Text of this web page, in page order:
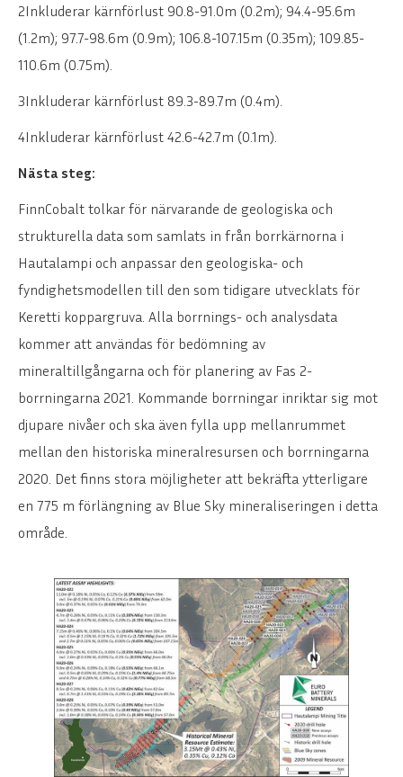
2Inkluderar kärnförlust 90.8-91.0m (0.2m); 94.4-95.6m
(1.2m); 97.7-98.6m (0.9m); 106.8-107.15m (0.35m); 109.85-
110.6m (0.75m).
3Inkluderar kärnförlust 89.3-89.7m (0.4m).
4Inkluderar kärnförlust 42.6-42.7m (0.1m).
Nästa steg:
FinnCobalt tolkar för närvarande de geologiska och
strukturella data som samlats in från borrkärnorna i
Hautalampi och anpassar den geologiska- och
fyndighetsmodellen till den som tidigare utvecklats för
Keretti koppargruva. Alla borrnings- och analysdata
kommer att användas för bedömning av
mineraltillgångarna och för planering av Fas 2-
borrningarna 2021. Kommande borrningar inriktar sig mot
djupare nivåer och ska även fylla upp mellanrummet
mellan den historiska mineralresursen och borrningarna
2020. Det finns stora möjligheter att bekräfta ytterligare
en 775 m förlängning av Blue Sky mineraliseringen i detta
område.